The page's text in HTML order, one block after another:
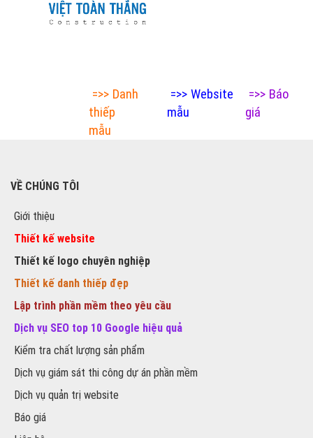
=>> Danh
thiếp
mẫu
=>> Website
mẫu
=>> Báo
giá
VỀ CHÚNG TÔI
Giới thiệu
Thiết kế website
Thiết kế logo chuyên nghiệp
Thiết kế danh thiếp đẹp
Lập trình phần mềm theo yêu cầu
Dịch vụ SEO top 10 Google hiệu quả
Kiểm tra chất lượng sản phẩm
Dịch vụ giám sát thi công dự án phần mềm
Dịch vụ quản trị website
Báo giá